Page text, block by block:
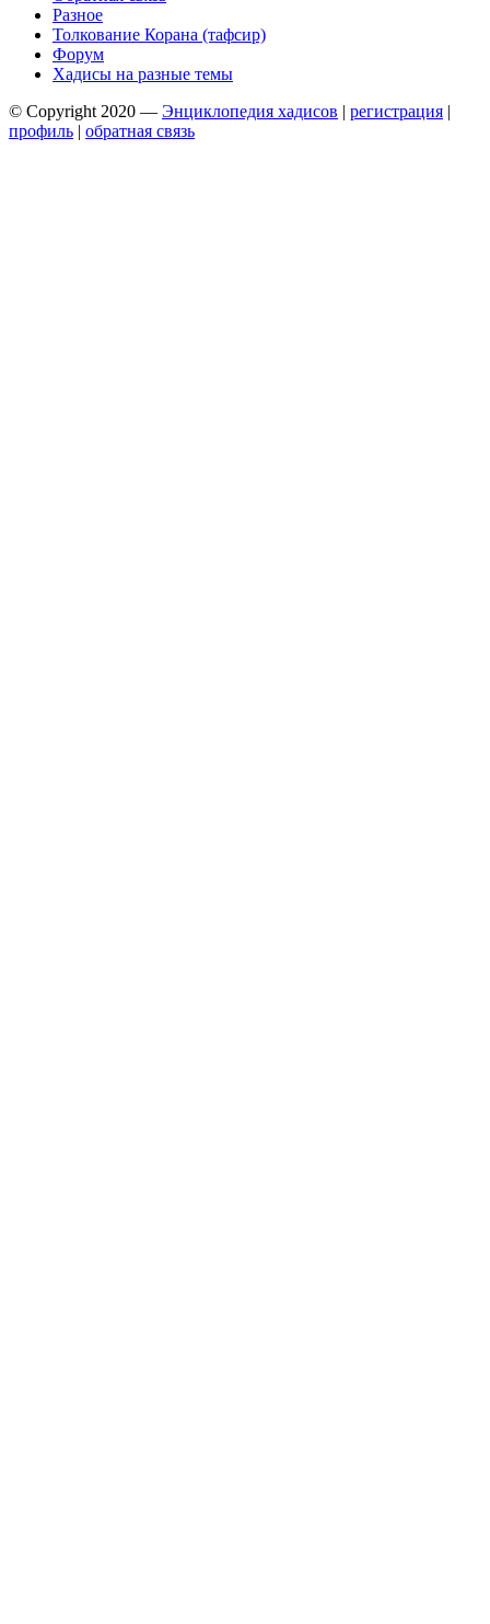
Разное
Толкование Корана (тафсир)
Форум
Хадисы на разные темы
© Copyright 2020 — Энциклопедия хадисов | регистрация |
профиль | обратная связь